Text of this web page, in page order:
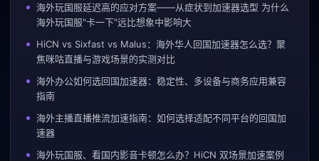
海外玩国服延迟高的应对方案——从症状到加速器选型 为什么
海外玩国服"卡一下"远比想象中影响大
HiCN vs Sixfast vs Malus：海外华人回国加速器怎么选？聚
焦咪咕直播与游戏场景的实测对比
海外办公如何选回国加速器：稳定性、多设备与商务应用兼容
指南
海外主播直播推流加速指南：如何选择适配不同平台的回国加
速器
海外玩国服、看国内影音卡顿怎么办？HiCN 双场景加速案例